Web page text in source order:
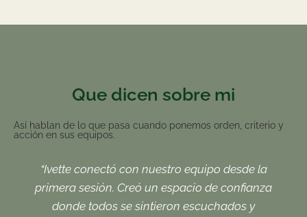
Que dicen sobre mi
Así hablan de lo que pasa cuando ponemos orden, criterio y
acción en sus equipos.
“Ivette conectó con nuestro equipo desde la
primera sesión. Creó un espacio de confianza
donde todos se sintieron escuchados y